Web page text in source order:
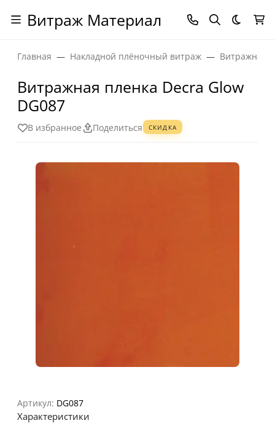
Витраж Материал Темная
Главная Накладной плёночный витраж Витражная
Витражная пленка Decra Glow
DG087
В избранное Поделиться СКИДКА
Артикул: DG087
Характеристики